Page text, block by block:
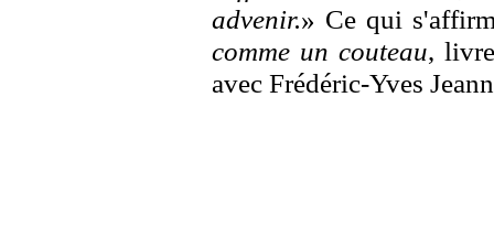
advenir.» Ce qui
comme un couteau,
avec Frédéric-Yves